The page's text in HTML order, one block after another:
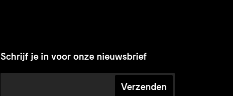
Schrijf je in voor onze nieuwsbrief
Verzenden